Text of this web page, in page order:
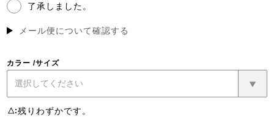
了承しました。
メール便について確認する
カラー サイズ
△ 残りわずかです。